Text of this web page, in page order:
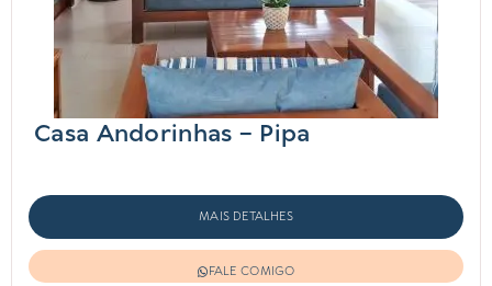
Casa Andorinhas – Pipa
MAIS DETALHES
FALE COMIGO